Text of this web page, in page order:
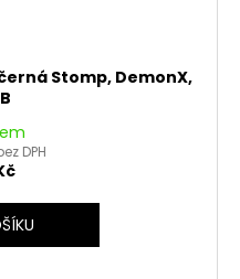
Stomp, DemonX,
DPH